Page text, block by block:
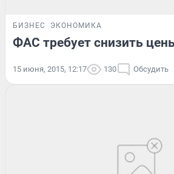
БИЗНЕС ЭКОНОМИКА
ФАС требует снизить
15 июня, 2015, 12:17 130 Обсудить